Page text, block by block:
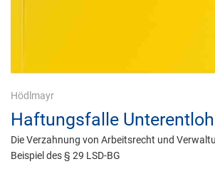
Hödlmayr
Haftungsfalle
Die Verzahnung von Arbeitsrecht und
Beispiel des § 29 LSD-BG